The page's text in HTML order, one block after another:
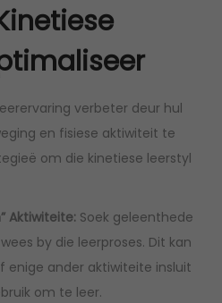
verbeter deur hul
en fisiese aktiwiteit te
om die kinetiese leerstyl
Aktiwiteite: Soek geleenthede
by die leerproses. Dit kan
enige ander aktiwiteite insluit
om te leer.